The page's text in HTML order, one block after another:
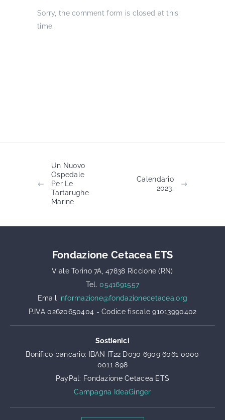
Sorry, the comment form is closed at this
time.
Un Nuovo
Ospedale
Per Le
Tartarughe
Marine
Calendario
2023.
Fondazione Cetacea ETS
Viale Torino 7A, 47838 Riccione (RN)
Tel.0541691557
Email informazione@fondazionecetacea.org
P.IVA 02620650404 - Codice fiscale 91013990402
Sostienici
Bonifico bancario: IBAN IT22 D030 6909 6061 0000
0011 898
PayPal: Fondazione Cetacea ETS
Campagna IdeaGinger